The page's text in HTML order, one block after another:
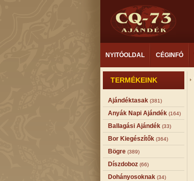
NYITÓOLDAL CÉGINFÓ
TERMÉKEINK
Ajándéktasak (381)
Anyák Napi Ajándék (164)
Ballagási Ajándék (33)
Bor Kiegészítők (364)
Bögre (389)
Díszdoboz (66)
Dohányosoknak (34)